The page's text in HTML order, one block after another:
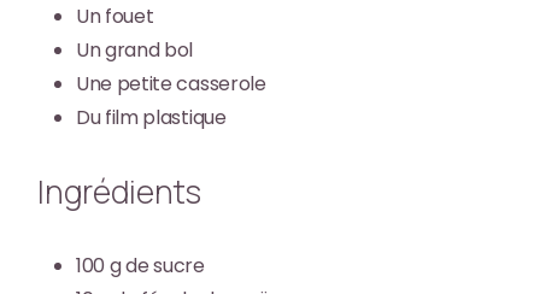
Un fouet
Un grand bol
Une petite casserole
Du film plastique
Ingrédients
100 gde sucre